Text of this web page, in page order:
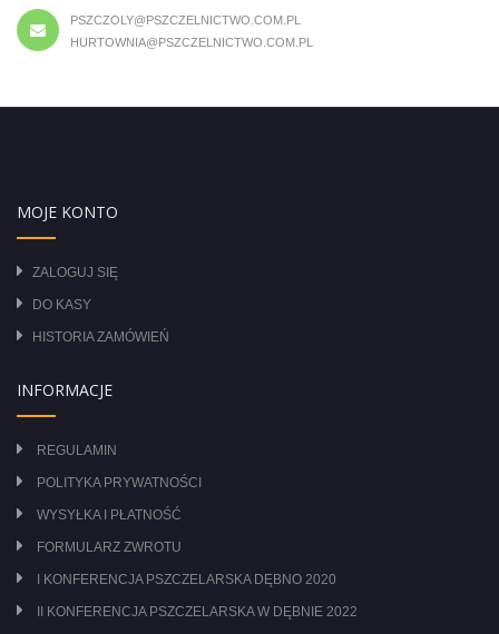
PSZCZOLY@PSZCZELNICTWO.COM.PL
HURTOWNIA@PSZCZELNICTWO.COM.PL
MOJE KONTO
ZALOGUJ SIĘ
DO KASY
HISTORIA ZAMÓWIEŃ
INFORMACJE
REGULAMIN
POLITYKA PRYWATNOŚCI
WYSYŁKA I PŁATNOŚĆ
FORMULARZ ZWROTU
I KONFERENCJA PSZCZELARSKA DĘBNO 2020
II KONFERENCJA PSZCZELARSKA W DĘBNIE 2022